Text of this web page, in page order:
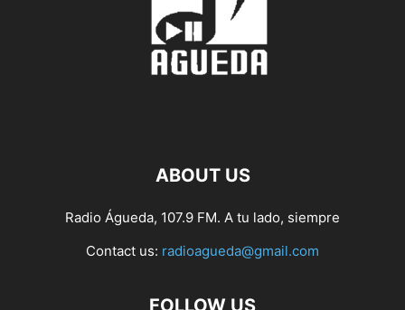
ABOUT US
Radio Águeda, 107.9 FM. A tu lado, siempre
Contact us: radioagueda@gmail.com
FOLLOW US